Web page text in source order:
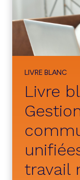
LIVRE BLANC
Livre
travail